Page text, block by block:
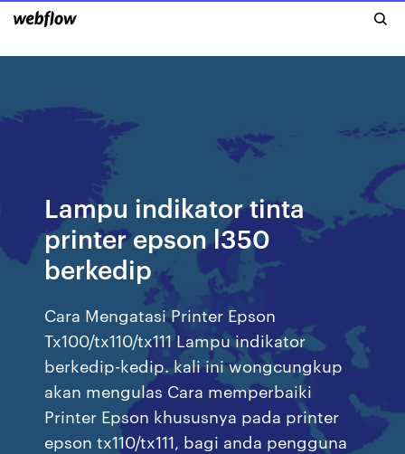
Lampu indikator tinta
printer epson l350
berkedip
Cara Mengatasi Printer Epson
Tx100/tx110/tx111 Lampu indikator
berkedip-kedip. kali ini wongcungkup
akan mengulas Cara memperbaiki
Printer Epson khususnya pada printer
epson tx110/tx111, bagi anda pengguna